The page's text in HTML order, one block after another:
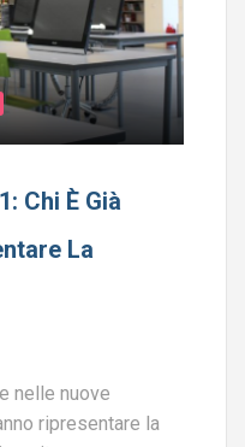
Chi È Già
La
nelle nuove
ripresentare la